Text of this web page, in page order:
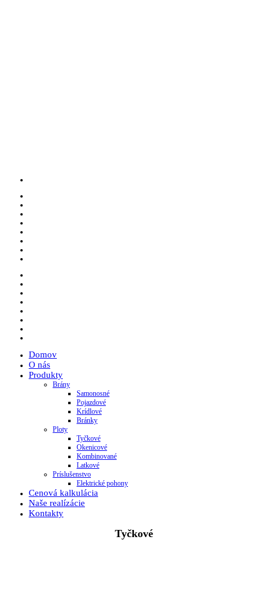
Domov
O nás
Produkty
Brány
Samonosné
Pojazdové
Krídlové
Bránky
Ploty
Tyčkové
Okenicové
Kombinované
Latkové
Príslušenstvo
Elektrické pohony
Cenová kalkulácia
Naše realízácie
Kontakty
Tyčkové